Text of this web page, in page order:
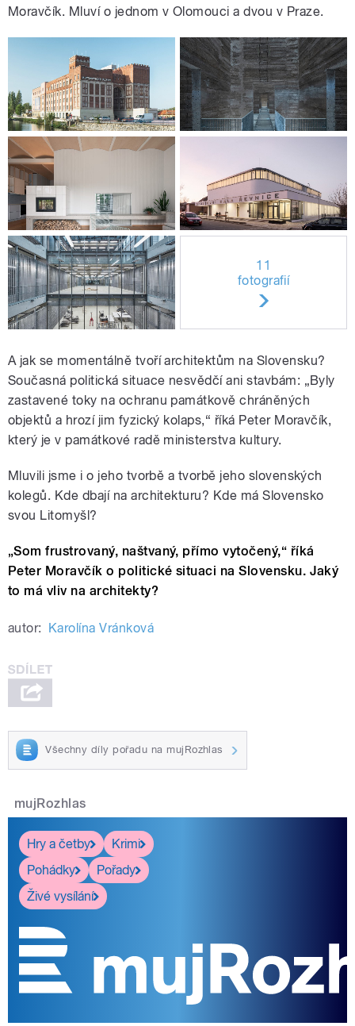
Moravčík. Mluví o jednom v Olomouci a dvou v Praze.
11
fotografií
A jak se momentálně tvoří architektům na Slovensku?
Současná politická situace nesvědčí ani stavbám: „Byly
zastavené toky na ochranu památkově chráněných
objektů a hrozí jim fyzický kolaps,“ říká Peter Moravčík,
který je v památkové radě ministerstva kultury.
Mluvili jsme i o jeho tvorbě a tvorbě jeho slovenských
kolegů. Kde dbají na architekturu? Kde má Slovensko
svou Litomyšl?
„Som frustrovaný, naštvaný, přímo vytočený,“ říká
Peter Moravčík o politické situaci na Slovensku. Jaký
to má vliv na architekty?
autor: Karolína Vránková
Všechny díly pořadu na mujRozhlas
mujRozhlas
Hry a četby
Krimi
Pohádky
Pořady
Živé vysílání